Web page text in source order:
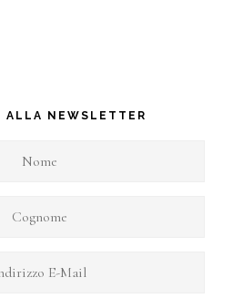
ALLA NEWSLETTER